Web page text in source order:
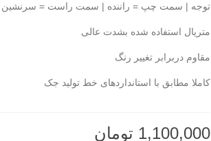
توجه | سمت چپ = راننده | سمت راست = سرنشین
متریال استفاده شده بشدت عالی
مقاوم دربرابر تغییر رنگ
کاملا مطابق با استانداردهای خط تولید جک
1,100,000 تومان